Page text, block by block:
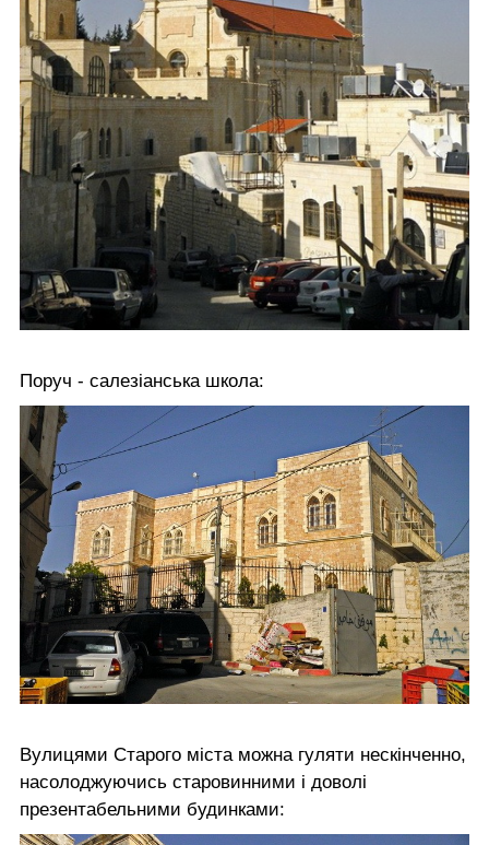
Поруч - салезіанська школа:
Вулицями Старого міста можна гуляти нескінченно,
насолоджуючись старовинними і доволі
презентабельними будинками: